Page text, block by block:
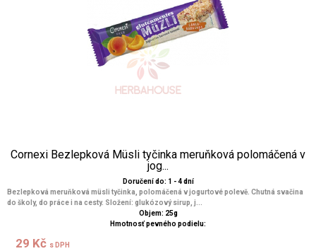
Cornexi Bezlepková Müsli tyčinka meruňková polomáčená v
jog...
Doručení do: 1 - 4 dní
Bezlepková meruňková müsli tyčinka, polomáčená v jogurtové polevě. Chutná svačina
do školy, do práce i na cesty. Složení: glukózový sirup, j...
Objem: 25g
Hmotnosť pevného podielu:
29 Kč s DPH